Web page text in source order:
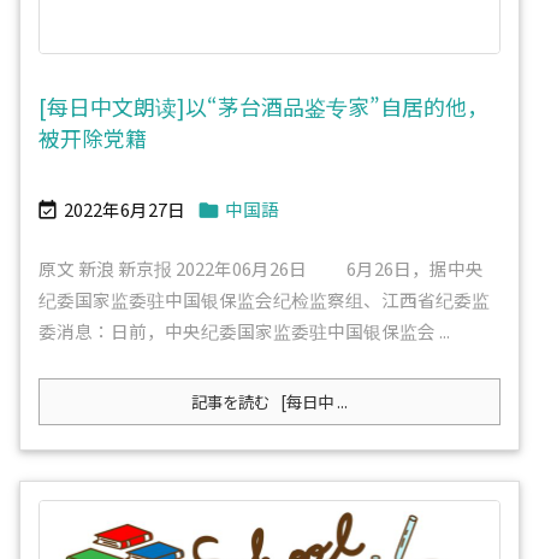
[每日中文朗读]以“茅台酒品鉴专家”自居的他，
被开除党籍
 2022年6月27日  中国語
原文 新浪 新京报 2022年06月26日 6月26日，据中央
纪委国家监委驻中国银保监会纪检监察组、江西省纪委监
委消息：日前，中央纪委国家监委驻中国银保监会 ...
記事を読む [每日中 ...